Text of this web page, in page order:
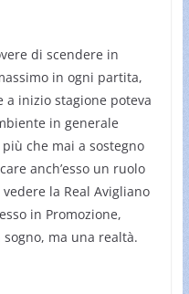
di scendere in
in ogni partita,
inizio stagione poteva
in generale
che mai a sostegno
anch’esso un ruolo
la Real Avigliano
in Promozione,
ma una realtà.